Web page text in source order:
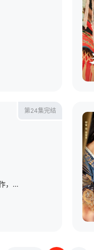
第24集完结
《清宫计》是橙光影业出品，酷影传媒制作，橙光影业、郝时光影业联合制作的古装宫斗爱情剧，由王天楚担任监制、导演，王怡担任导演，王宥浩担任联合导演，郝紫薇、邹雨、惠惠担任编剧，余茵、柳甯、叶皓然、李佑霖等